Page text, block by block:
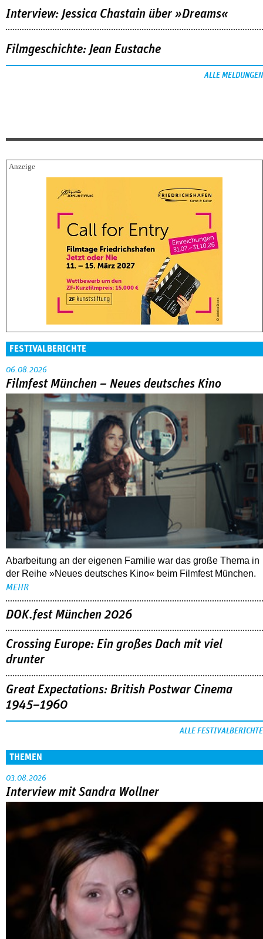
Interview: Jessica Chastain über »Dreams«
Filmgeschichte: Jean Eustache
ALLE MELDUNGEN
FESTIVALBERICHTE
Filmfest München – Neues deutsches Kino
Abarbeitung an der eigenen Familie war das große Thema in
der Reihe »Neues deutsches Kino« beim Filmfest München.
MEHR
DOK.fest München 2026
Crossing Europe: Ein großes Dach mit viel
drunter
Great Expectations: British Postwar Cinema
1945–1960
ALLE FESTIVALBERICHTE
03.08.2026
Interview mit Sandra Wollner
Sandra Wollners »Everytime« war einer der großen Erfolge
von Cannes: eine eigenwillige, lyrische Reflexion über eine ­
Familie, die aus der Bahn geworfen wird … Die Regisseurin
im Gespräch mit Anke Sterneborg.